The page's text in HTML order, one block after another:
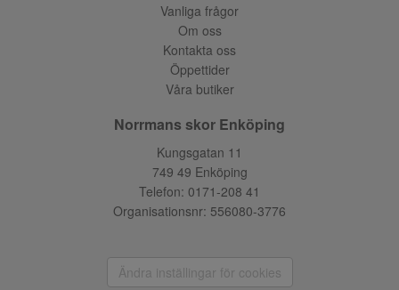
Vanliga frågor
Om oss
Kontakta oss
Öppettider
Våra butiker
Norrmans skor Enköping
Kungsgatan 11
749 49 Enköping
Telefon: 0171-208 41
Organisationsnr: 556080-3776
Ändra inställingar för cookies